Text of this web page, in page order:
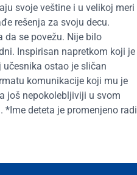
svoje veštine i u velikoj meri
rešenja za svoju decu.
da se povežu. Nije bilo
Inspirisan napretkom koji je
učesnika ostao je sličan
komunikacije koji mu je
još nepokolebljiviji u svom
deteta je promenjeno radi